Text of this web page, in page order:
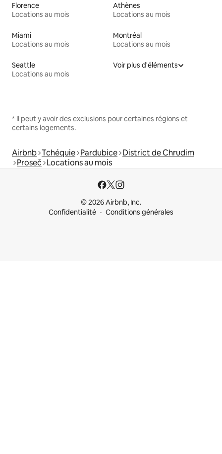
Florence
Locations au mois
Athènes
Locations au mois
Miami
Locations au mois
Montréal
Locations au mois
Seattle
Locations au mois
Voir plus d'éléments
* Il peut y avoir des exclusions pour certaines régions et
certains logements.
Airbnb Tchéquie Pardubice District de Chrudim
Proseč Locations au mois
© 2026 Airbnb, Inc.
Confidentialité
Conditions générales